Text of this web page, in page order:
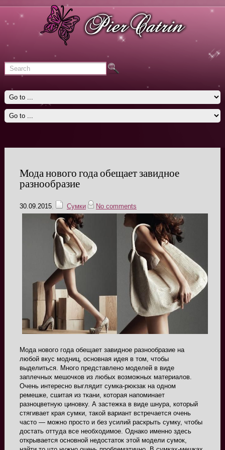
Мода нового года обещает завидное
разнообразие
30.09.2015, Сумки No comments
Мода нового года обещает завидное разнообразие на
любой вкус модниц, основная идея в том, чтобы
выделиться. Много представлено моделей в виде
заплечных мешочков из любых возможных материалов.
Очень интересно выглядит сумка-рюкзак на одном
ремешке, сшитая из ткани, которая напоминает
разноцветную циновку. А застежка в виде шнура, который
стягивает края сумки, такой вариант встречается очень
часто — можно просто и без усилий раскрыть сумку, чтобы
достать оттуда все необходимое. Однако именно здесь
открывается основной недостаток этой модели сумок,